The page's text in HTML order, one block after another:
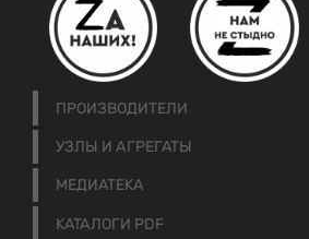
ПРОИЗВОДИТЕЛИ
УЗЛЫ И АГРЕГАТЫ
МЕДИАТЕКА
КАТАЛОГИ PDF